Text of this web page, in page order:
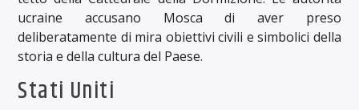
ucraine accusano Mosca di aver preso
deliberatamente di mira obiettivi civili e simbolici della
storia e della cultura del Paese.
Stati Uniti